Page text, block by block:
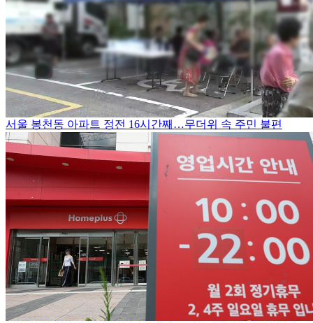
서울 봉천동 아파트 정전 16시간째…무더위 속 주민 불편